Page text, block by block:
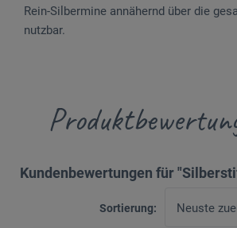
Rein-Silbermine annähernd über die
nutzbar.
Kundenbewertungen für
Sortierung: